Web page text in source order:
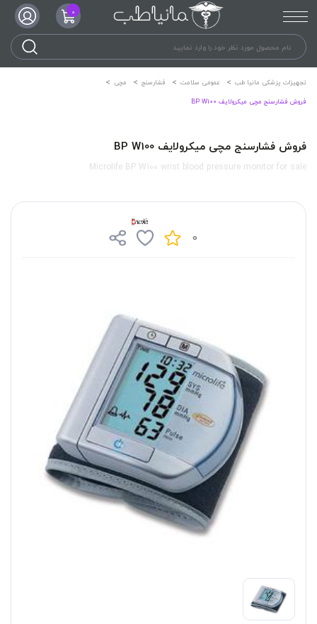
0
تجهیزات پزشکی مانیا طب عمومی سلامت فشارسنج
مچی
فروش فشارسنج مچی میکرولایف BP W100
فروش فشارسنج مچی میکرولایف BP W100
Microlife BP W100 wrist blood pressure monitor for sale
0